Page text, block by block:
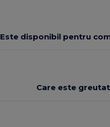
Este disponibil pentru
Care este